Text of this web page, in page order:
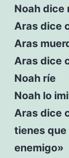
Noah dice
Aras dice
Aras
Aras dice
Noah ríe
Noah lo
Aras dice
tienes que
enemigo»